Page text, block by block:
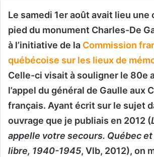
Le samedi 1er août avait lieu une
pied du monument Charles-De
à l’initiative de la Commission
québécoise sur les lieux de
Celle-ci visait à souligner le 80e
l’appel du général de Gaulle aux
français. Ayant écrit sur le sujet
ouvrage que je publiais en 2012 (
appelle votre secours. Québec et
libre, 1940-1945, Vlb, 2012), on